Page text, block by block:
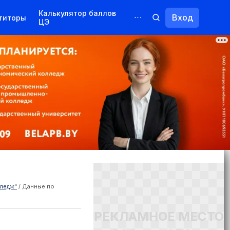
Калькулятор баллов
ЦЭ
Курсы
Переподготовка
Вход
/ Данные по
РЕКЛАМНОЕ МЕСТО